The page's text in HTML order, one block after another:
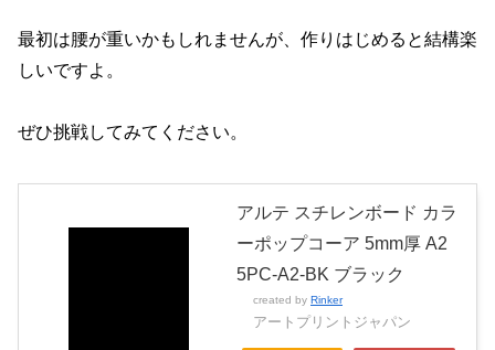
最初は腰が重いかもしれませんが、作りはじめると結構楽
しいですよ。
ぜひ挑戦してみてください。
アルテ スチレンボード カラ
ーポップコーア 5mm厚 A2
5PC-A2-BK ブラック
created by Rinker
アートプリントジャパン